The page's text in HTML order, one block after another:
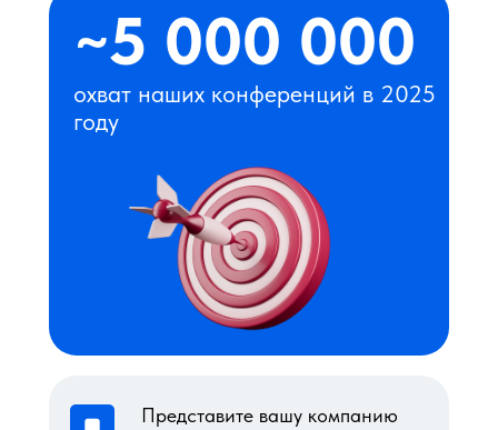
~5 000 000
Представите вашу компанию
охват наших конференций в 2025
году